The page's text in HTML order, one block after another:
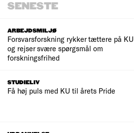
SENESTE
ARBEJDSMILJØ
Forsvarsforskning rykker tættere på KU
og rejser svære spørgsmål om
forskningsfrihed
STUDIELIV
Få høj puls med KU til årets Pride